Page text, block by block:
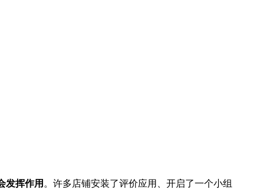
发挥作用 。许多店铺安装了评价应用、开启了一个小组